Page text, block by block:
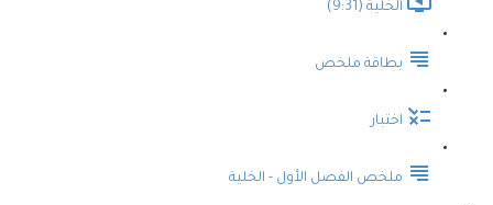
الخلية (9:31)
بطاقة ملخص
اختبار
ملخص الفصل الأول - الخلية